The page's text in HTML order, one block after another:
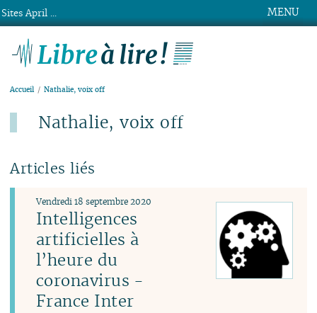
MENU
Accueil Nathalie, voix off
Nathalie, voix off
Articles liés
Intelligences
artificielles à
l’heure du
coronavirus -
France Inter
Vendredi 18 septembre 2020
Sites April ...